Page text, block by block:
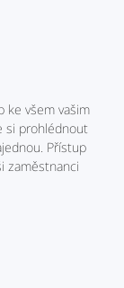
ke všem vašim
si prohlédnout
Přístup
zaměstnanci